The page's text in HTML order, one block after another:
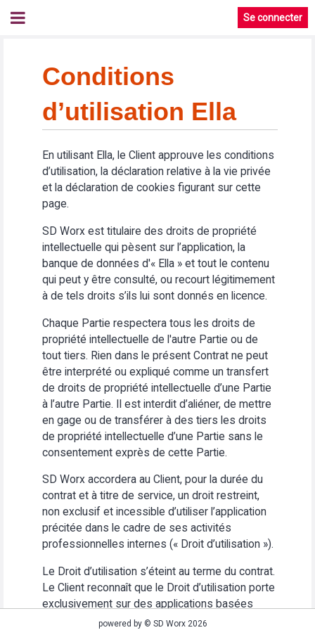
Se connecter
Conditions
d’utilisation Ella
En utilisant Ella, le Client approuve les conditions
d’utilisation, la déclaration relative à la vie privée
et la déclaration de cookies figurant sur cette
page.
SD Worx est titulaire des droits de propriété
intellectuelle qui pèsent sur l’application, la
banque de données d'« Ella » et tout le contenu
qui peut y être consulté, ou recourt légitimement
à de tels droits s’ils lui sont donnés en licence.
Chaque Partie respectera tous les droits de
propriété intellectuelle de l'autre Partie ou de
tout tiers. Rien dans le présent Contrat ne peut
être interprété ou expliqué comme un transfert
de droits de propriété intellectuelle d’une Partie
à l’autre Partie. Il est interdit d’aliéner, de mettre
en gage ou de transférer à des tiers les droits
de propriété intellectuelle d’une Partie sans le
consentement exprès de cette Partie.
SD Worx accordera au Client, pour la durée du
contrat et à titre de service, un droit restreint,
non exclusif et incessible d’utiliser l’application
précitée dans le cadre de ses activités
professionnelles internes (« Droit d’utilisation »).
Le Droit d’utilisation s’éteint au terme du contrat.
Le Client reconnaît que le Droit d’utilisation porte
exclusivement sur des applications basées
Web. Le Client s’abstiendra (i) d’utiliser
powered by © SD Worx 2026